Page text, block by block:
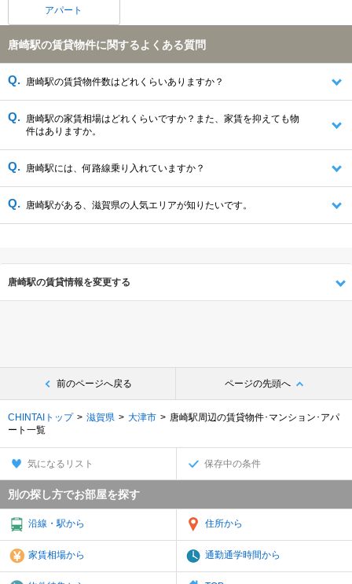
アパート
唐崎駅の賃貸物件に関するよくある質問
唐崎駅の賃貸物件数はどれくらいありますか？
唐崎駅の家賃相場はどれくらいですか？また、家賃を抑えても物
件はありますか。
唐崎駅には、何路線乗り入れていますか？
唐崎駅がある、滋賀県の人気エリアが知りたいです。
唐崎駅の賃貸情報を変更する
前のページへ戻る ページの先頭へ
CHINTAIトップ 滋賀県 大津市
唐崎駅周辺の賃貸物件･マンション･アパ
ート一覧
気になるリスト 保存中の条件
別の探し方でお部屋を探す
沿線・駅から 住所から
家賃相場から 通勤通学時間から